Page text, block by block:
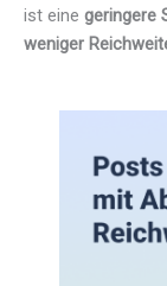
ist eine geringere
weniger